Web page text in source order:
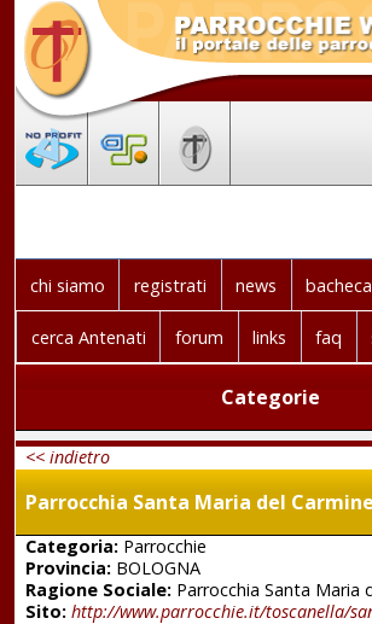
chi siamo registrati news bacheca
cerca Antenati forum links faq
Categorie
<< indietro
Parrocchia Santa Maria del Carmine
Categoria:Parrocchie
Provincia:BOLOGNA
Ragione Sociale:Parrocchia Santa Maria
Sito: http://www.parrocchie.it/toscanella/